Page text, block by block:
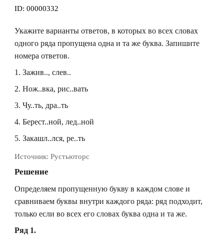
ID: 00000332
Укажите варианты ответов, в которых во всех словах
одного ряда пропущена одна и та же буква. Запишите
номера ответов.
1. Зажив.., слев..
2. Нож..вка, рис..вать
3. Чу..ть, дра..ть
4. Берест..ной, лед..ной
5. Закашл..лся, ре..ть
Источник: Рустьюторс
Решение
Определяем пропущенную букву в каждом слове и
сравниваем буквы внутри каждого ряда: ряд подходит,
только если во всех его словах буква одна и та же.
Ряд 1.